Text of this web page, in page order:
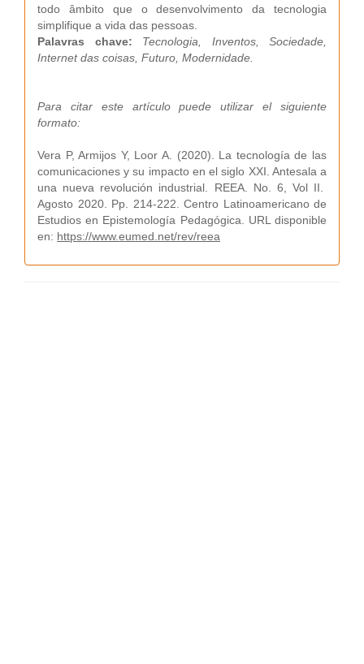
todo âmbito que o desenvolvimento da tecnologia
simplifique a vida das pessoas.
Palavras chave: Tecnologia, Inventos, Sociedade,
Internet das coisas, Futuro, Modernidade.
Para citar este artículo puede utilizar el siguiente
formato:
Vera P, Armijos Y, Loor A. (2020). La tecnología de las
comunicaciones y su impacto en el siglo XXI. Antesala a
una nueva revolución industrial. REEA. No. 6, Vol II.
Agosto 2020. Pp. 214-222. Centro Latinoamericano de
Estudios en Epistemología Pedagógica. URL disponible
en: https://www.eumed.net/rev/reea